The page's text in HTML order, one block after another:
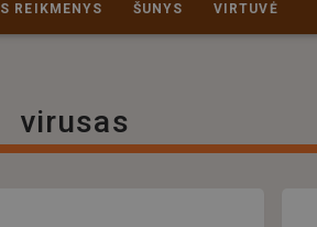
REIKMENYS ŠUNYS VIRTUVĖ
virusas